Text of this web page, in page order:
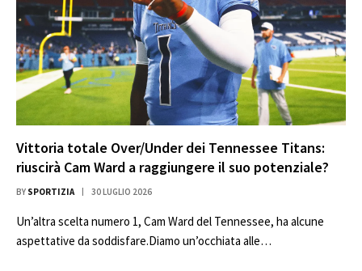
Vittoria totale Over/Under dei Tennessee Titans:
riuscirà Cam Ward a raggiungere il suo potenziale?
BY SPORTIZIA 30 LUGLIO 2026
Un’altra scelta numero 1, Cam Ward del Tennessee, ha alcune
aspettative da soddisfare.Diamo un’occhiata alle…